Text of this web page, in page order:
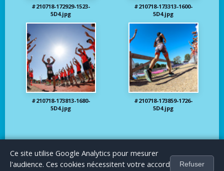
#210718-172929-1523-
5D4.jpg
#210718-173313-1600-
5D4.jpg
#210718-173813-1680-
5D4.jpg
#210718-173859-1726-
5D4.jpg
Le BlogPublicité Articles invitésMentions Légales
Hall of fame
Ce site utilise Google Analytics pour mesurer
l'audience. Ces cookies nécessitent votre accord
Refuser